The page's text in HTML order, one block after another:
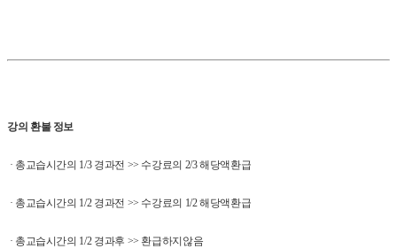
강의 환불 정보
· 총교습시간의 1/3 경과전 >> 수강료의 2/3 해당액환급
· 총교습시간의 1/2 경과전 >> 수강료의 1/2 해당액환급
· 총교습시간의 1/2 경과후 >> 환급하지않음